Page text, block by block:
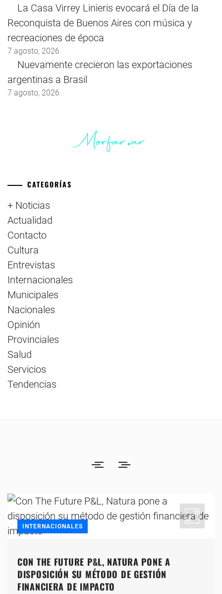
La Casa Virrey Linieris evocará el Día de la
Reconquista de Buenos Aires con música y
recreaciones de época
7 agosto, 2026
Nuevamente crecieron las exportaciones
argentinas a Brasil
7 agosto, 2026
CATEGORÍAS
+ Noticias
Actualidad
Contacto
Cultura
Entrevistas
Internacionales
Municipales
Nacionales
Opinión
Provinciales
Salud
Servicios
Tendencias
INTERNACIONALES
CON THE FUTURE P&L, NATURA PONE A
DISPOSICIÓN SU MÉTODO DE GESTIÓN
FINANCIERA DE IMPACTO